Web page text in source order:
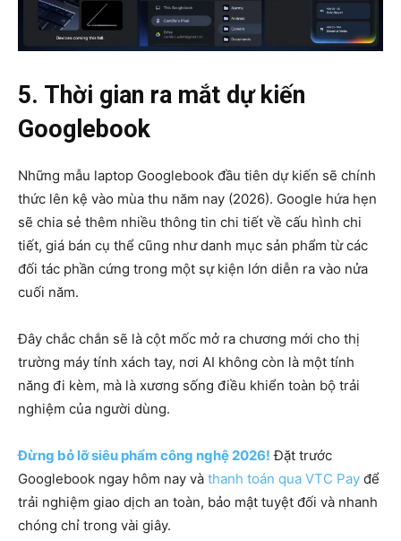
5. Thời gian ra mắt dự kiến
Googlebook
Những mẫu laptop Googlebook đầu tiên dự kiến sẽ chính
thức lên kệ vào mùa thu năm nay (2026). Google hứa hẹn
sẽ chia sẻ thêm nhiều thông tin chi tiết về cấu hình chi
tiết, giá bán cụ thể cũng như danh mục sản phẩm từ các
đối tác phần cứng trong một sự kiện lớn diễn ra vào nửa
cuối năm.
Đây chắc chắn sẽ là cột mốc mở ra chương mới cho thị
trường máy tính xách tay, nơi AI không còn là một tính
năng đi kèm, mà là xương sống điều khiển toàn bộ trải
nghiệm của người dùng.
Đừng bỏ lỡ siêu phẩm công nghệ 2026! Đặt trước
Googlebook ngay hôm nay và thanh toán qua VTC Pay để
trải nghiệm giao dịch an toàn, bảo mật tuyệt đối và nhanh
chóng chỉ trong vài giây.